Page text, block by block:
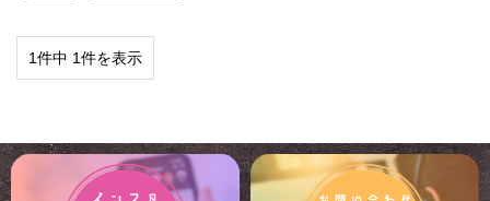
1件中 1件を表示